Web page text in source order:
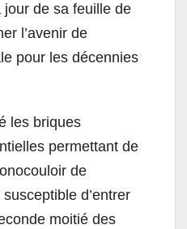
de sa feuille de
l’avenir de
pour les décennies
les briques
permettant de
de
d’entrer
moitié des